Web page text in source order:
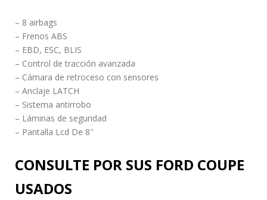
– 8 airbags
– Frenos ABS
– EBD, ESC, BLIS
– Control de tracción avanzada
– Cámara de retroceso con sensores
– Anclaje LATCH
– Sistema antirrobo
– Láminas de seguridad
– Pantalla Lcd De 8″
CONSULTE POR SUS FORD COUPE
USADOS